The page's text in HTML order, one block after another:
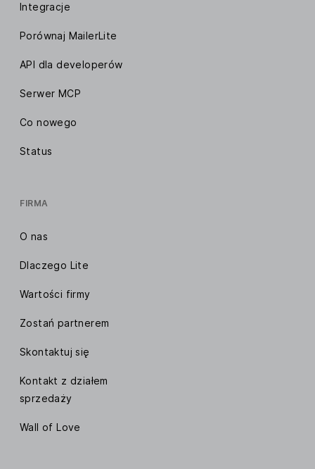
Integracje
Porównaj MailerLite
API dla developerów
Serwer MCP
Co nowego
Status
FIRMA
O nas
Dlaczego Lite
Wartości firmy
Zostań partnerem
Skontaktuj się
Kontakt z działem
sprzedaży
Wall of Love